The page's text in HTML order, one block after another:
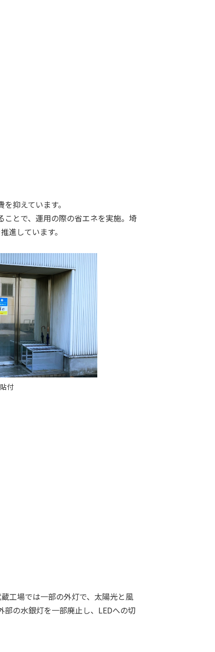
抑えています。
とで、運用の際の省エネを実施。埼
進しています。
付
工場では一部の外灯で、太陽光と風
の水銀灯を一部廃止し、LEDへの切